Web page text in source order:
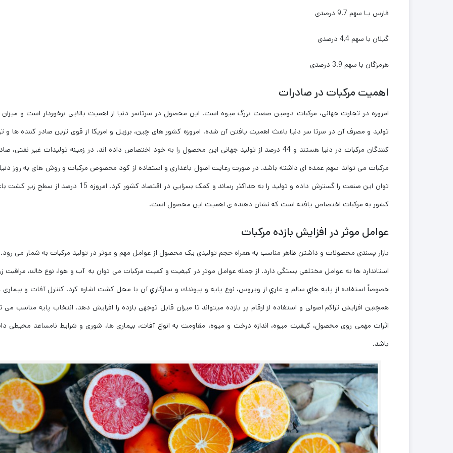
فارس بـا سهم 9.7 درصدی
گیلان با سهم 4,4 درصدی
هرمزگان با سهم 3.9 درصدی
اهمیت مرکبات در صادرات
امروزه در تجارت جهانی، مرکبات دومین صنعت بزرگ میوه است. این محصول در سرتاسر دنیا از اهمیت بالایی برخوردار است و میزان
تولید و مصرف آن در سرتا سر دنیا باعث اهمیت یافتن آن شده. امروزه کشور های چین، برزیل و امریکا از قوی ترین صادر کننده ها و
کنندگان مرکبات در دنیا هستند و 44 درصد از تولید جهانی این محصول را به خود اختصاص داده اند. در زمینه تولیدات غیر نفتی،
مرکبات می تواند سهم عمده ای داشته باشد. در صورت رعایت اصول باغداری و استفاده از کود مخصوص مرکبات و روش های به روز
توان این صنعت را گسترش داده و تولید را به حداکثر رساند و کمک بسزایی در اقتصاد کشور کرد. امروزه 15 درصد
کشور به مرکبات اختصاص یافته است که نشان دهنده ی اهمیت این محصول است.
عوامل موثر در افزایش بازده مرکبات
بازار پسندی محصولات و داشتن ظاهر مناسب به همراه حجم تولیدی یک محصول از عوامل مهم و موثر در تولید مرکبات به شمار می
استاندارد ها به عوامل مختلفی بستگی دارد. از جمله عوامل موثر در کیفیت و کمیت مرکبات می توان به آب و هوا، نوع خاك، مراقبت
خصوصاً استفاده از پایه هاي سالم و عاري از ویروس، نوع پایه و پیوندك و سازگاري آن با محل کشت اشاره کرد. کنترل آفات و بیماری
همچنین افزایش تراکم اصولی و استفاده از ارقام پر بازده میتواند تا میزان قابل توجهی بازده را افزایش دهد. انتخاب پایه مناسب می
اثرات مهمی روی محصول، کیفیت میوه، اندازه درخت و میوه، مقاومت به انواع آفات، بیماری ها، شوری و شرایط نامساعد محیطی
باشد.